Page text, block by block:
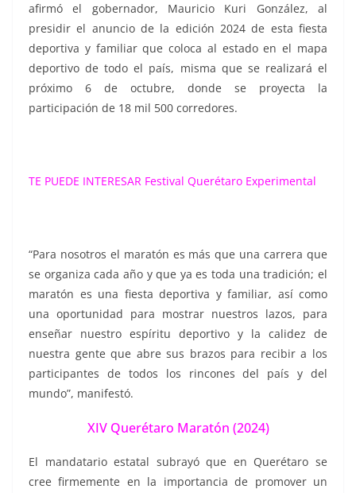
afirmó el gobernador, Mauricio Kuri González, al
presidir el anuncio de la edición 2024 de esta fiesta
deportiva y familiar que coloca al estado en el mapa
deportivo de todo el país, misma que se realizará el
próximo 6 de octubre, donde se proyecta la
participación de 18 mil 500 corredores.
TE PUEDE INTERESAR Festival Querétaro Experimental
“Para nosotros el maratón es más que una carrera que
se organiza cada año y que ya es toda una tradición; el
maratón es una fiesta deportiva y familiar, así como
una oportunidad para mostrar nuestros lazos, para
enseñar nuestro espíritu deportivo y la calidez de
nuestra gente que abre sus brazos para recibir a los
participantes de todos los rincones del país y del
mundo”, manifestó.
XIV Querétaro Maratón (2024)
El mandatario estatal subrayó que en Querétaro se
cree firmemente en la importancia de promover un